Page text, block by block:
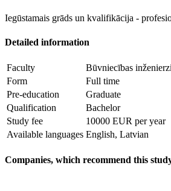
Iegūstamais grāds un kvalifikācija -
Detailed information
Faculty
Būvniecības
Form
Full time
Pre-education
Graduate
Qualification
Bachelor
Study fee
10000 EUR per year
Available languages English, Latvian
Companies, which recommend this